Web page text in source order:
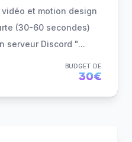
et motion design
(30-60 secondes)
serveur Discord "...
BUDGET DE
30€